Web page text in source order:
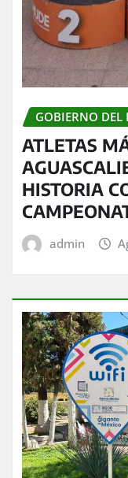
GOBIERNO DEL
ATLETAS
HISTORIA
admin